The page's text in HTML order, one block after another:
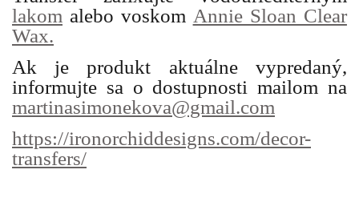
lakom alebo voskom Annie Sloan Clear
Wax.
Ak je produkt aktuálne vypredaný,
informujte sa o dostupnosti mailom na
martinasimonekova@gmail.com
https://ironorchiddesigns.com/decor-
transfers/